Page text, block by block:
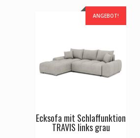
ANGEBOT!
Ecksofa mit Schlaffunktion
TRAVIS links grau